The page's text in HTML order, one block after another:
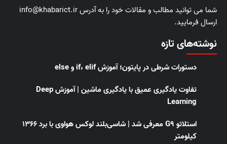
شما می توانید مطالب و مقالات خود را به آدرس info@khabarict.ir
ارسال فرمایید.
نوشته‌های تازه
دستورات شرطی در پایتون؛ آموزش if، elif و else
تفاوت یادگیری عمیق با یادگیری ماشین | آموزش Deep
Learning
استلاتو G9 معرفی شد | شاسی‌بلند لوکس هواوی با برد ۱۳۶۶
کیلومتر